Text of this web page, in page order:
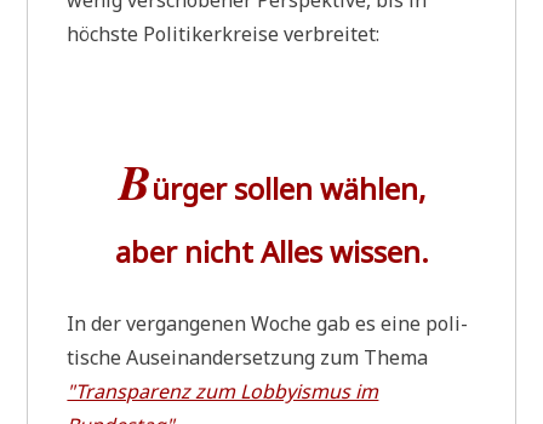
höch­ste Poli­ti­ker­krei­se verbreitet:
Bürger sollen wählen,
aber nicht Alles wissen.
In der ver­gan­ge­nen Woche gab es eine poli­
ti­sche Aus­ein­an­der­set­zung zum The­ma
"Trans­pa­renz zum Lob­by­is­mus im